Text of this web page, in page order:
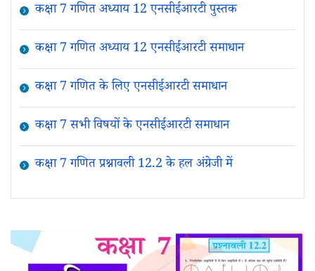
कक्षा 7 गणित अध्याय 12 एनसीईआरटी पुस्तक
कक्षा 7 गणित अध्याय 12 एनसीईआरटी समाधान
कक्षा 7 गणित के लिए एनसीईआरटी समाधान
कक्षा 7 सभी विषयों के एनसीईआरटी समाधान
कक्षा 7 गणित प्रश्नावली 12.2 के हल अंग्रेजी में